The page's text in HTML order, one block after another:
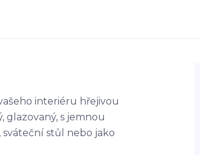
interiéru hřejivou
glazovaný, s jemnou
stůl nebo jako